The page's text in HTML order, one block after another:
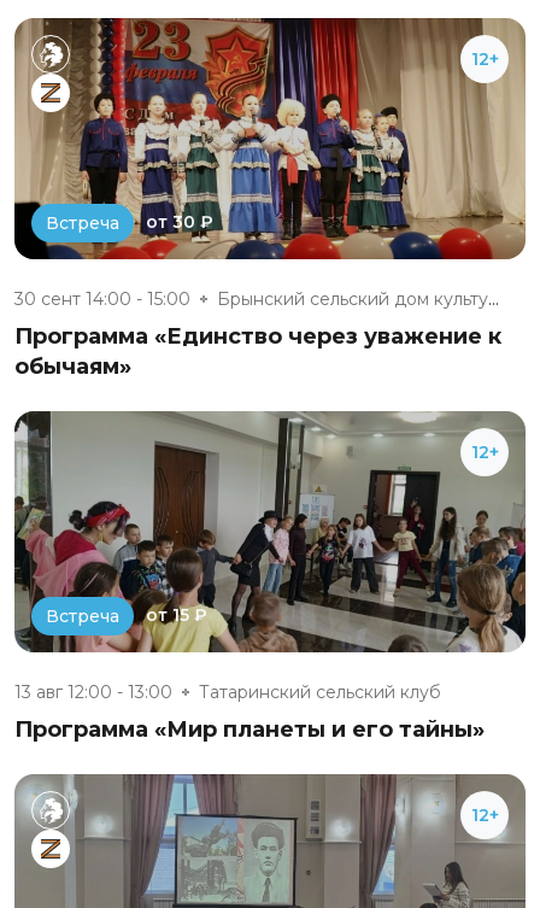
12+
Встреча от 30 ₽
30 сент 14:00 - 15:00 Брынский сельский дом культуры
Программа «Единство через уважение к
обычаям»
12+
Встреча от 15 ₽
13 авг 12:00 - 13:00 Татаринский сельский клуб
Программа «Мир планеты и его тайны»
12+